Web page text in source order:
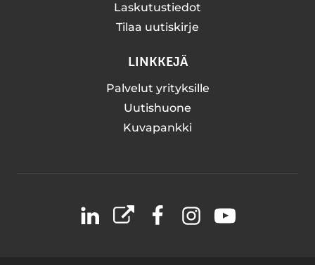
Laskutustiedot
Tilaa uutiskirje
LINKKEJÄ
Palvelut yrityksille
Uutishuone
Kuvapankki
LinkedIn
X FacebookInstagramYouTube